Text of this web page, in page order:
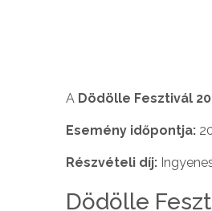
A Dödölle Fesztivál
Esemény időpontja:
Részvételi díj:
Dödölle